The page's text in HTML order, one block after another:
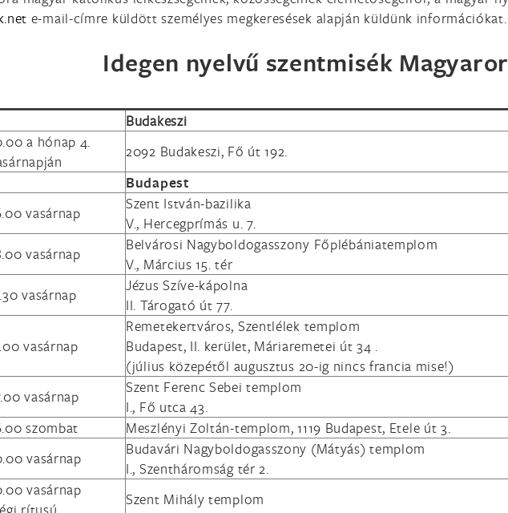
e-mail-címre küldött személyes megkeresések alapján küldünk
Idegen nyelvű szentmisék
Budakeszi
a hónap 4.
2092 Budakeszi, Fő út 192.
Budapest
vasárnap
Szent István-bazilika
V., Hercegprímás u. 7.
vasárnap
Belvárosi Nagyboldogasszony Főplébániatemplom
V., Március 15. tér
vasárnap
Jézus Szíve-kápolna
II. Tárogató út 77.
vasárnap
Remetekertváros, Szentlélek templom
Budapest, II. kerület, Máriaremetei út 34 .
(július közepétől augusztus 20-ig nincs francia mise!)
vasárnap
Szent Ferenc Sebei templom
I., Fő utca 43.
szombat
Meszlényi Zoltán-templom, 1119 Budapest, Etele út 3.
vasárnap
Budavári Nagyboldogasszony (Mátyás) templom
I., Szentháromság tér 2.
vasárnap
Szent Mihály templom